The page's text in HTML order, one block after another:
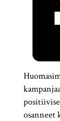
osanneet